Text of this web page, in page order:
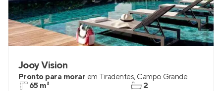
Jooy Vision
Pronto para morar em Tiradentes, Campo Grande
65 m²
2